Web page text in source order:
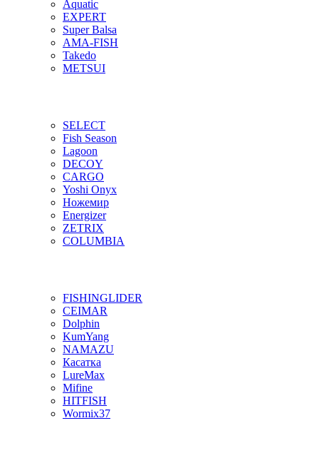
Aquatic
EXPERT
Super Balsa
AMA-FISH
Takedo
METSUI
SELECT
Fish Season
Lagoon
DECOY
CARGO
Yoshi Onyx
Ножемир
Energizer
ZETRIX
COLUMBIA
FISHINGLIDER
CEIMAR
Dolphin
KumYang
NAMAZU
Касатка
LureMax
Mifine
HITFISH
Wormix37